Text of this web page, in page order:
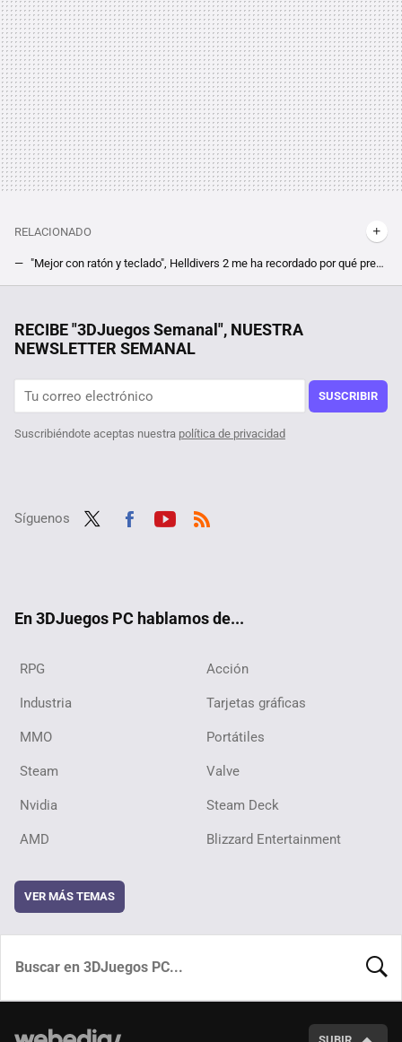
RELACIONADO
"Mejor con ratón y teclado", Helldivers 2 me ha recordado por qué prefiero el PC, pero es tan bueno que hasta en Steam Deck funciona
Está en Steam por menos de 1 euro, y se trata de uno de los MMORPG con más contenido de los que hay en el género. Descubre Black Desert Online
RECIBE "3DJuegos Semanal", NUESTRA
NEWSLETTER SEMANAL
SUSCRIBIR
Suscribiéndote aceptas nuestra política de privacidad
Síguenos
En 3DJuegos PC hablamos de...
RPG Acción
Industria Tarjetas gráficas
MMO Portátiles
Steam Valve
Nvidia Steam Deck
AMD Blizzard Entertainment
VER MÁS TEMAS